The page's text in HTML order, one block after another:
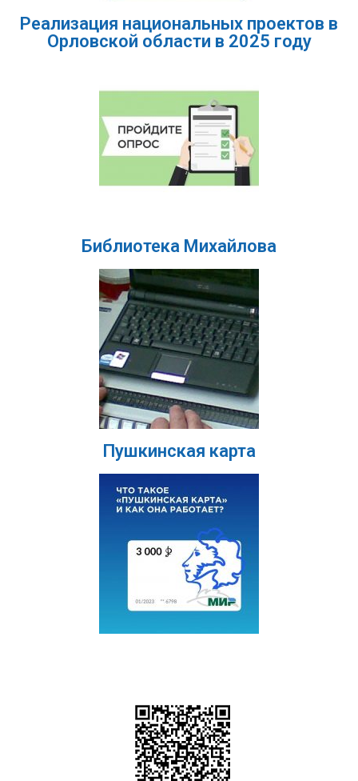
Реализация национальных проектов в
Орловской области в 2025 году
Библиотека Михайлова
Пушкинская карта